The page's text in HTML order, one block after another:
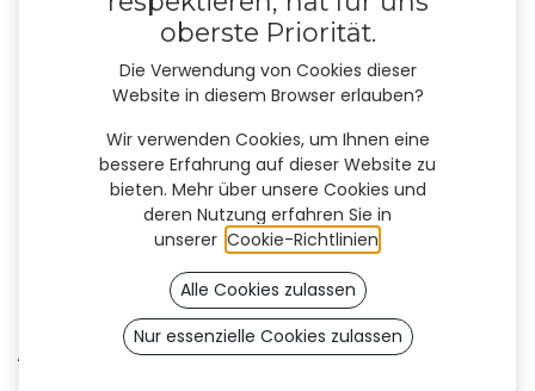
Athlon (OneFit)
oberste Priorität.
Die Verwendung von Cookies dieser
Website in diesem Browser erlauben?
Wir verwenden Cookies, um Ihnen eine
bessere Erfahrung auf dieser Website zu
bieten. Mehr über unsere Cookies und
deren Nutzung erfahren Sie in
unserer Cookie-Richtlinien
Alle Cookies zulassen
Nur essenzielle Cookies zulassen